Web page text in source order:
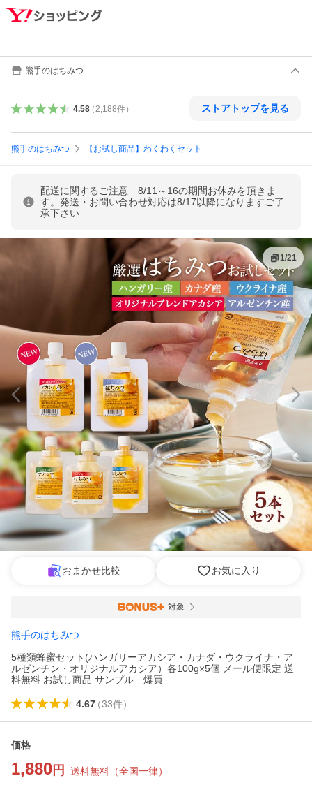
熊手のはちみつ
4.58（ 2,188件） ストアトップを見る
熊手のはちみつ 【お試し商品】わくわくセット
配送に関するご注意 8/11～16の期間お休みを頂きま
す。発送・お問い合わせ対応は8/17以降になりますご了
承下さい
1/21
おまかせ比較 お気に入り
対象
熊手のはちみつ
5種類蜂蜜セット(ハンガリーアカシア・カナダ・ウクライナ・ア
ルゼンチン・オリジナルアカシア）各100g×5個 メール便限定 送
料無料 お試し商品 サンプル 爆買
4.67（33件）
価格
1,880 円 送料無料 （全国一律）